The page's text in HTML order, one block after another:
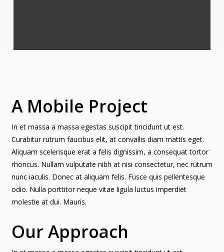
A Mobile Project
In et massa a massa egestas suscipit tincidunt ut est.
Curabitur rutrum faucibus elit, at convallis diam mattis eget.
Aliquam scelerisque erat a felis dignissim, a consequat tortor
rhoncus. Nullam vulputate nibh at nisi consectetur, nec rutrum
nunc iaculis. Donec at aliquam felis. Fusce quis pellentesque
odio. Nulla porttitor neque vitae ligula luctus imperdiet
molestie at dui. Mauris.
Our Approach